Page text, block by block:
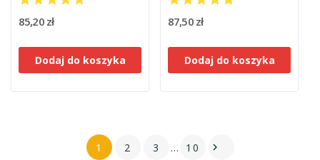
85,20 zł
Dodaj do koszyka
87,50 zł
Dodaj do koszyka
1 2 3 … 10 